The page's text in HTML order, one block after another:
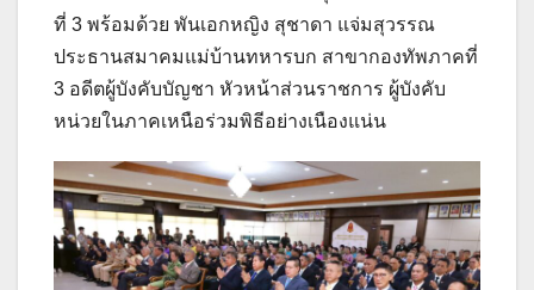
ที่ 3 พร้อมด้วย พันเอกหญิง สุชาดา แจ่มสุวรรณ
ประธานสมาคมแม่บ้านทหารบก สาขากองทัพภาคที่
3 อดีตผู้บังคับบัญชา หัวหน้าส่วนราชการ ผู้บังคับ
หน่วยในภาคเหนือร่วมพิธีอย่างเนืองแน่น